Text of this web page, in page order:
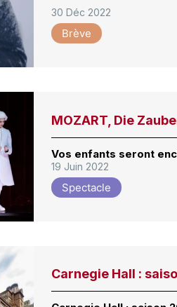
30 Déc 2022
Brève
MOZART, Die
Vos enfants seront
19 Juin 2022
Spectacle
Carnegie Hall :